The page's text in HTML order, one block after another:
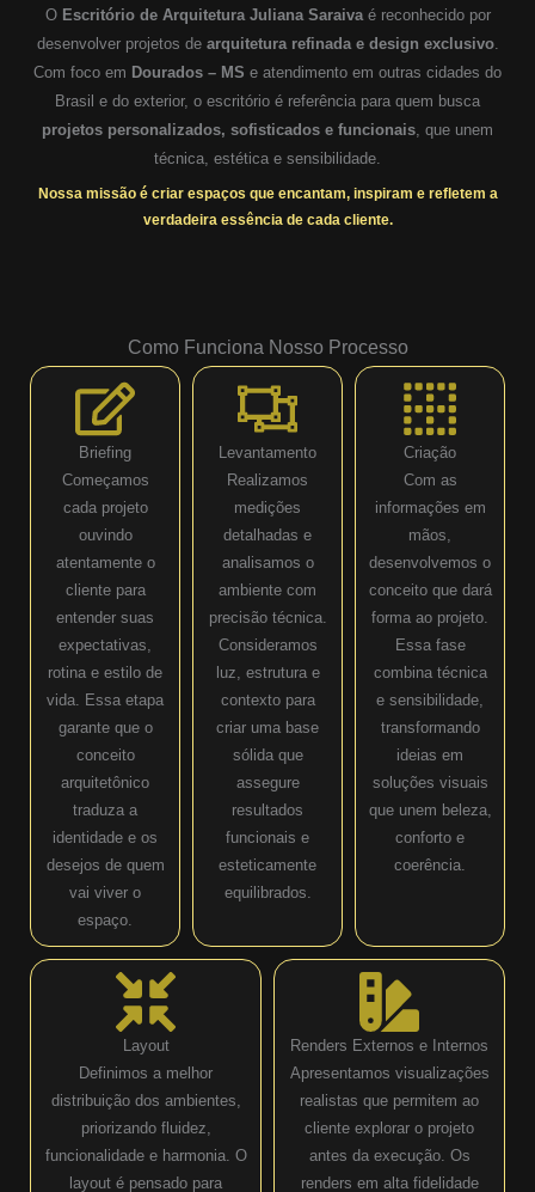
O Escritório de Arquitetura Juliana Saraivaé reconhecido por
desenvolver projetos de arquitetura refinada e design exclusivo.
Com foco em Dourados – MS e atendimento em outras cidades do
Brasil e do exterior, o escritório é referência para quem busca
projetos personalizados, sofisticados e funcionais , que unem
técnica, estética e sensibilidade.
Nossa missão é criar espaços que encantam, inspiram e refletem a
verdadeira essência de cada cliente.
Como Funciona Nosso Processo
Briefing
Começamos
cada projeto
ouvindo
atentamente o
cliente para
entender suas
expectativas,
rotina e estilo de
vida. Essa etapa
garante que o
conceito
arquitetônico
traduza a
identidade e os
desejos de quem
vai viver o
espaço.
Levantamento
Realizamos
medições
detalhadas e
analisamos o
ambiente com
precisão técnica.
Consideramos
luz, estrutura e
contexto para
criar uma base
sólida que
assegure
resultados
funcionais e
esteticamente
equilibrados.
Criação
Com as
informações em
mãos,
desenvolvemos o
conceito que dará
forma ao projeto.
Essa fase
combina técnica
e sensibilidade,
transformando
ideias em
soluções visuais
que unem beleza,
conforto e
coerência.
Layout
Definimos a melhor
distribuição dos ambientes,
priorizando fluidez,
funcionalidade e harmonia. O
layout é pensado para
Renders Externos e Internos
Apresentamos visualizações
realistas que permitem ao
cliente explorar o projeto
antes da execução. Os
renders em alta fidelidade